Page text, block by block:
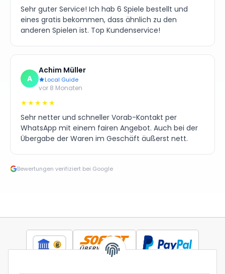
Sehr guter Service! Ich hab 6 Spiele bestellt und
eines gratis bekommen, dass ähnlich zu den
anderen Spielen ist. Top Kundenservice!
A
Achim Müller
Local Guide
vor 8 Monaten
★★★★★
Sehr netter und schneller Vorab-Kontakt per
WhatsApp mit einem fairen Angebot. Auch bei der
Übergabe der Waren im Geschäft äußerst nett.
Bewertungen verifiziert bei Google